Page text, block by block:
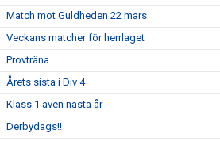
Match mot Guldheden 22 mars
Veckans matcher för herrlaget
Provträna
Årets sista i Div 4
Klass 1 även nästa år
Derbydags!!